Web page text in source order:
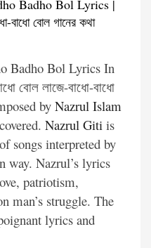
Badho Bol Lyrics |
বোল গানের কথা
Badho Bol Lyrics In
বোল লাজে-বাধো-বাধো
byNazrul Islam
Nazrul Giti is
songs interpreted by
way. Nazrul’s lyrics
patriotism,
man’s struggle. The
lyrics and